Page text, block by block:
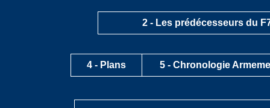
2 - Les prédécesseurs du
4 - Plans 5 - Chronologie